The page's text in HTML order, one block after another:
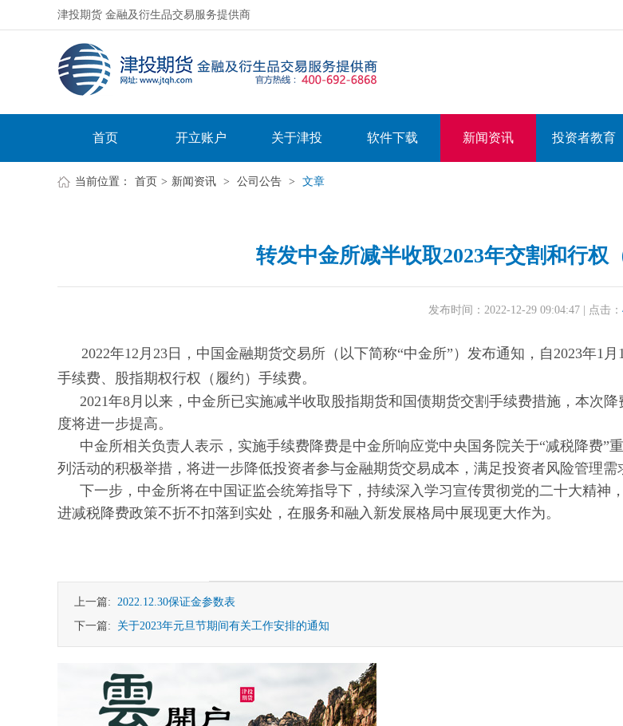
津投期货 金融及衍生品交易服务提供商
首页 开立账户 关于津投 软件下载 新闻资讯 投资者教育
当前位置： 首页 > 新闻资讯 > 公司公告 > 文章
转发中金所减半收取2023年交割和行权
发布时间：2022-12-29 09:04:47 | 点击：
2022年12月23日，中国金融期货交易所（以下简称“中金所”）发布通知，自2023年1
手续费、股指期权行权（履约）手续费。
2021年8月以来，中金所已实施减半收取股指期货和国债期货交割手续费措施，本次
度将进一步提高。
中金所相关负责人表示，实施手续费降费是中金所响应党中央国务院关于“减税降费”
列活动的积极举措，将进一步降低投资者参与金融期货交易成本，满足投资者风险管理需
下一步，中金所将在中国证监会统筹指导下，持续深入学习宣传贯彻党的二十大精
进减税降费政策不折不扣落到实处，在服务和融入新发展格局中展现更大作为。
上一篇: 2022.12.30保证金参数表
下一篇: 关于2023年元旦节期间有关工作安排的通知